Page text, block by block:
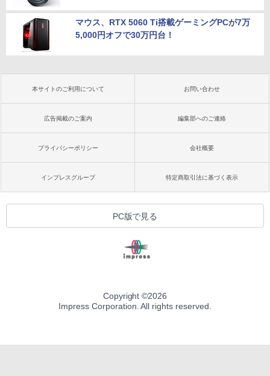
マウス、RTX 5060 Ti搭載ゲーミングPCが7万
5,000円オフで30万円台！
本サイトのご利用について お問い合わせ
広告掲載のご案内 編集部へのご連絡
プライバシーポリシー 会社概要
インプレスグループ 特定商取引法に基づく表示
PC版で見る
Copyright ©2026
Impress Corporation. All rights reserved.